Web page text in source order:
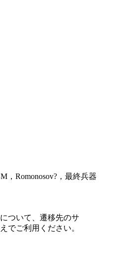
，Romonosov?，最終兵器
ついて、遷移先のサ
でご利用ください。